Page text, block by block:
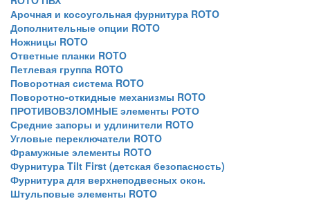
Арочная и косоугольная фурнитура ROTO
Дополнительные опции ROTO
Ножницы ROTO
Ответные планки ROTO
Петлевая группа ROTO
Поворотная система ROTO
Поворотно-откидные механизмы ROTO
ПРОТИВОВЗЛОМНЫЕ элементы РОТО
Средние запоры и удлинители ROTO
Угловые переключатели ROTO
Фрамужные элементы ROTO
Фурнитура Tilt First (детская безопасность)
Фурнитура для верхнеподвесных окон.
Штульповые элементы ROTO